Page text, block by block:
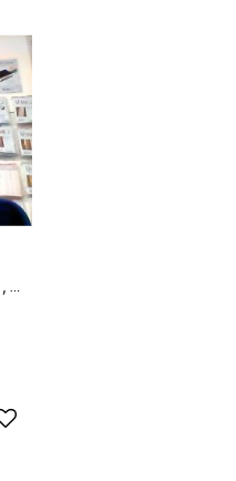
Bemba Ny Testament, Icipangano Cipya
Lägg till i favoriter